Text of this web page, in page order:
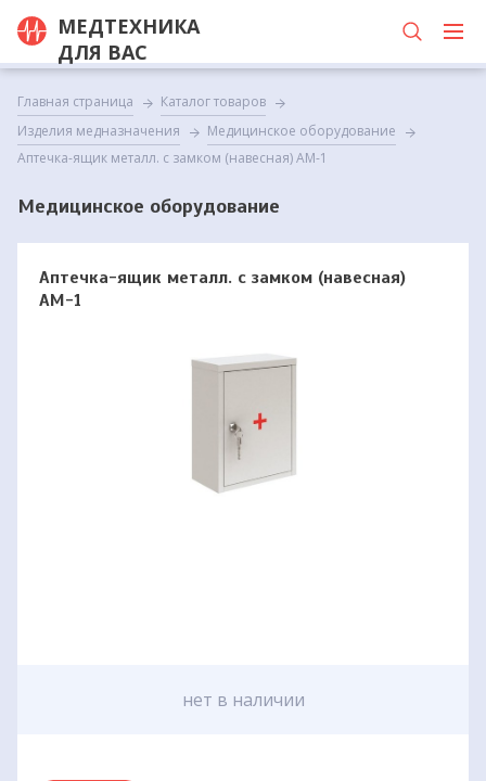
МЕДТЕХНИКА
ДЛЯ ВАС
Главная страница
Каталог товаров
Изделия медназначения
Медицинское оборудование
Аптечка-ящик металл. с замком (навесная) АМ-1
Медицинское оборудование
Аптечка-ящик металл. с замком (навесная)
АМ-1
нет в наличии